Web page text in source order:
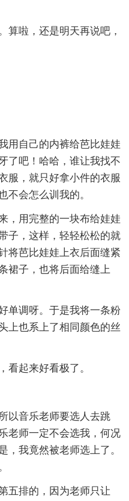
算啦，还是明天再说吧，
用自己的内裤给芭比娃娃
了吧！哈哈，谁让我找不
服，就只好拿小件的衣服
不会怎么训我的。
，用完整的一块布给娃娃
子，这样，轻轻松松的就
将芭比娃娃上衣后面缝紧
裙子，也将后面给缝上
单调呀。于是我将一条粉
上也系上了相同颜色的丝
看起来好看极了。
以音乐老师要选人去跳
老师一定不会选我，何况
，我竟然被老师选上了。
五排的，因为老师只让